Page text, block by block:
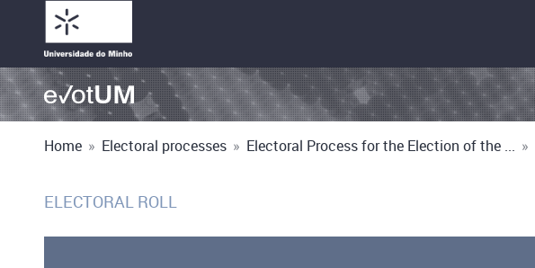
Home » Electoral processes » Electoral Process for the Election of the ... »
ELECTORAL ROLL